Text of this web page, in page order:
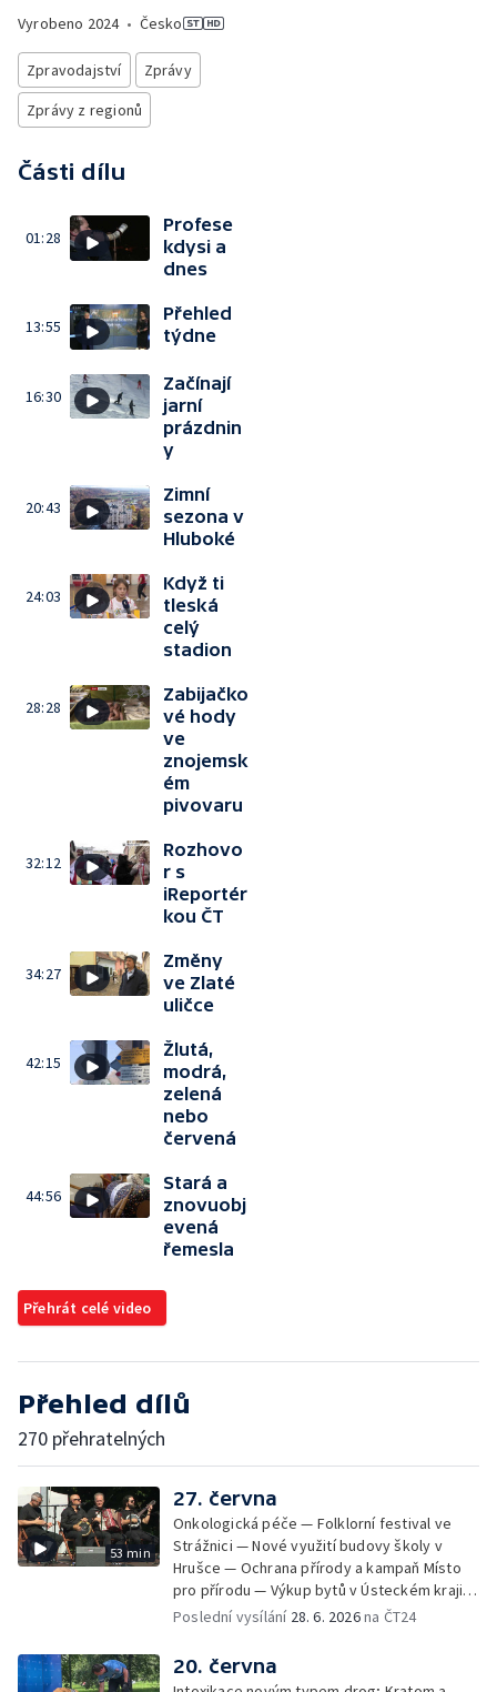
Vyrobeno 2024• Česko
Zpravodajství
Zprávy
Zprávy z regionů
Části dílu
01:28
Profese
kdysi a
dnes
13:55
Přehled
týdne
16:30
Začínají
jarní
prázdnin
y
20:43
Zimní
sezona v
Hluboké
24:03
Když ti
tleská
celý
stadion
28:28
Zabijačko
vé hody
ve
znojemsk
ém
pivovaru
32:12
Rozhovo
r s
iReportér
kou ČT
34:27
Změny
ve Zlaté
uličce
42:15
Žlutá,
modrá,
zelená
nebo
červená
44:56
Stará a
znovuobj
evená
řemesla
Přehrát celé video
Přehled dílů
270 přehratelných
53 min
27. června
Onkologická péče — Folklorní festival ve
Strážnici — Nové využití budovy školy v
Hrušce — Ochrana přírody a kampaň Místo
pro přírodu — Výkup bytů v Ústeckém kraji —
Bezpečnost u vody — Historická sbírka
teplárny
Poslední vysílání 28. 6. 2026na ČT24
20. června